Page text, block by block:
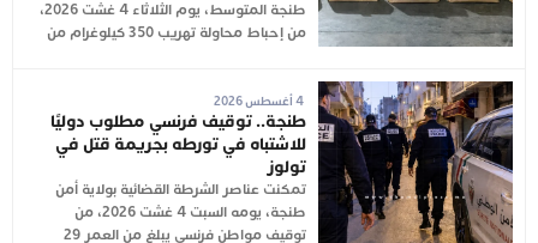
طنجة المتوسط، يوم الثلاثاء 4 غشت 2026،
من إحباط محاولة تهريب 350 كيلوغرام من
4 أغسطس 2026
طنجة.. توقيف فرنسي مطلوب دوليًا
للاشتباه في تورطه بجريمة قتل في
تولوز
تمكنت عناصر الشرطة القضائية بولاية أمن
طنجة، يومه السبت 4 غشت 2026، من
توقيف مواطن فرنسي يبلغ من العمر 29